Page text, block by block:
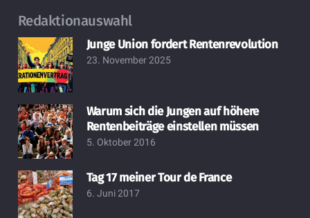
Redaktionauswahl
Junge Union fordert Rentenrevolution
23. November 2025
Warum sich die Jungen auf höhere
Rentenbeiträge einstellen müssen
5. Oktober 2016
Tag 17 meiner Tour de France
6. Juni 2017